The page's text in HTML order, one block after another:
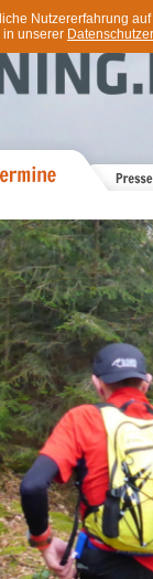
Nutzererfahrung
in unserer